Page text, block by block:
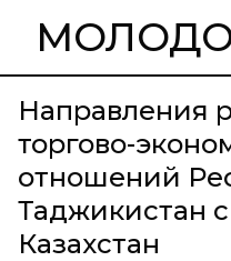
Направления
торгово-
отношений
Таджикистан
Казахстан